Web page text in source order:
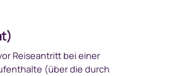
Reiseantritt bei einer
(über die durch